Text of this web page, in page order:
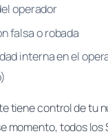
operador
falsa o robada
interna en el
tiene control de tu
momento, todos los